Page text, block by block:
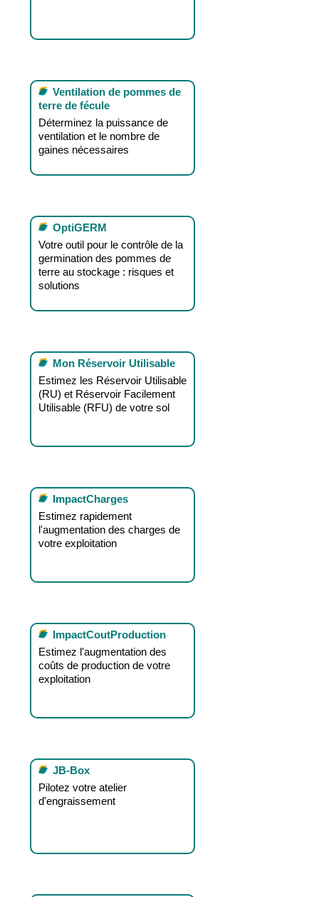
Ventilation de pommes de
terre de fécule
Déterminez la puissance de
ventilation et le nombre de
gaines nécessaires
OptiGERM
Votre outil pour le contrôle de la
germination des pommes de
terre au stockage : risques et
solutions​
Mon Réservoir Utilisable
Estimez les Réservoir Utilisable
(RU) et Réservoir Facilement
Utilisable (RFU) de votre sol
ImpactCharges
Estimez rapidement
l'augmentation des charges de
votre exploitation
ImpactCoutProduction
Estimez l'augmentation des
coûts de production de votre
exploitation
JB-Box
Pilotez votre atelier
d'engraissement